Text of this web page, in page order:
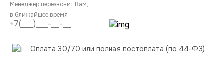
Менеджер перезвонит Вам,
в ближайшее время
Оплата 30/70 или полная постоплата (по 44-ФЗ)